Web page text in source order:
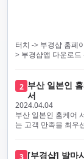
터치 -> 부경샵 홈페
> 부경샵앱 다운로
스의 모든 과정을 후
기 위한 부경샵의 약
제공하는 깨끗하고
랑스럽게 생각합니
위한 부경샵의 노력
하고 개인의 건강 상
2 부산 일본인
서
2024.04.04
부산 일본인 홈케어
는 고객 만족을 최우
프리미엄 부산 일본
3 [부경샵] 발마